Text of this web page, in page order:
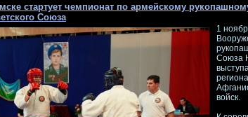
стартует чемпионат по армейскому
Союза
1
Союза
войск.